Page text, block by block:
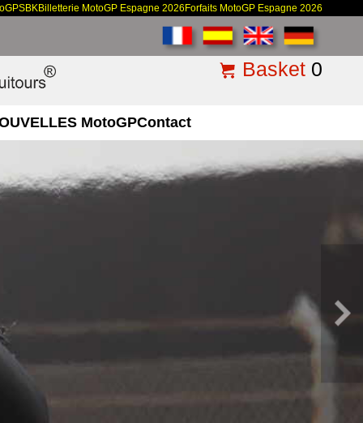
SBKBilletterie MotoGP Espagne 2026 Forfaits MotoGP Espagne 2026
Basket 0
MotoGPContact